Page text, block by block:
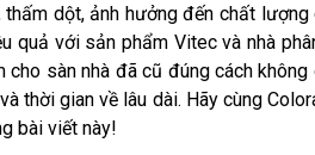
dột, ảnh hưởng đến chất
quả với sản phẩm Vitec và nhà
sàn nhà đã cũ đúng cách
thời gian về lâu dài. Hãy cùng
bài viết này!